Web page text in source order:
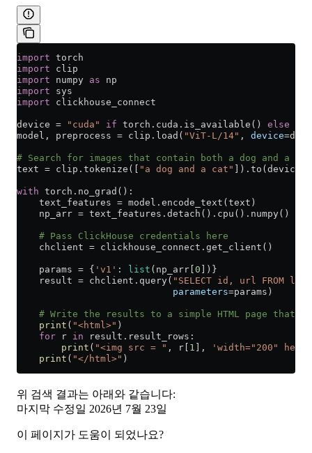
import torch
import clip
import numpy as np
import sys
import clickhouse_connect
device = "cuda" if torch.cuda.is_available() else
model, preprocess = clip.load( "ViT-L/14" , device=
# Search for images that contain both a dog and a cat
text = clip.tokenize([ "a dog and a cat" ]).to(device)
with torch.no_grad():
    text_features
= model.encode_text(text)
    np_arr
= text_features.detach().cpu().numpy()
    # Pass ClickHouse credentials here
    chclient
= clickhouse_connect.get_client()
    params
= { 'v1' : list (np_arr[0 ])}
    result
= chclient.query( "SELECT id, url FROM
                            parameters
=params)
# Write the results to a simple HTML page that
    print
( "<html>" )
    for
r in result.result_rows:
        print
( "<img src = " , r[ 1 ],
'width="200"
    print
( "</html>" )
위 검색 결과는 아래와 같습니다:
마지막 수정일 2026년 7월 23일
이 페이지가 도움이 되었나요?